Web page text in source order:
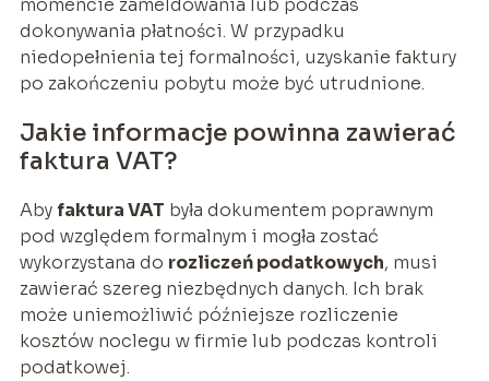
dokonywania płatności. W przypadku
niedopełnienia tej formalności, uzyskanie faktury
po zakończeniu pobytu może być utrudnione.
Jakie informacje powinna zawierać
faktura VAT?
Aby faktura VAT była dokumentem poprawnym
pod względem formalnym i mogła zostać
wykorzystana do rozliczeń podatkowych, musi
zawierać szereg niezbędnych danych. Ich brak
może uniemożliwić późniejsze rozliczenie
kosztów noclegu w firmie lub podczas kontroli
podatkowej.